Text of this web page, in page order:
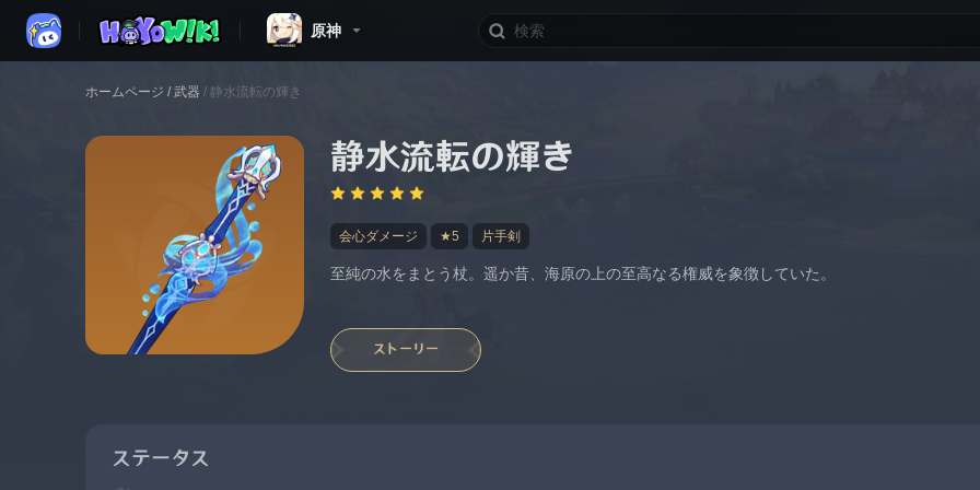
原神
ホームページ / 武器 / 静水流転の輝き
静水流転の輝き
会心ダメージ ★5 片手剣
至純の水をまとう杖。遥か昔、海原の上の至高なる権威を象徴していた。
ストーリー
ステータス